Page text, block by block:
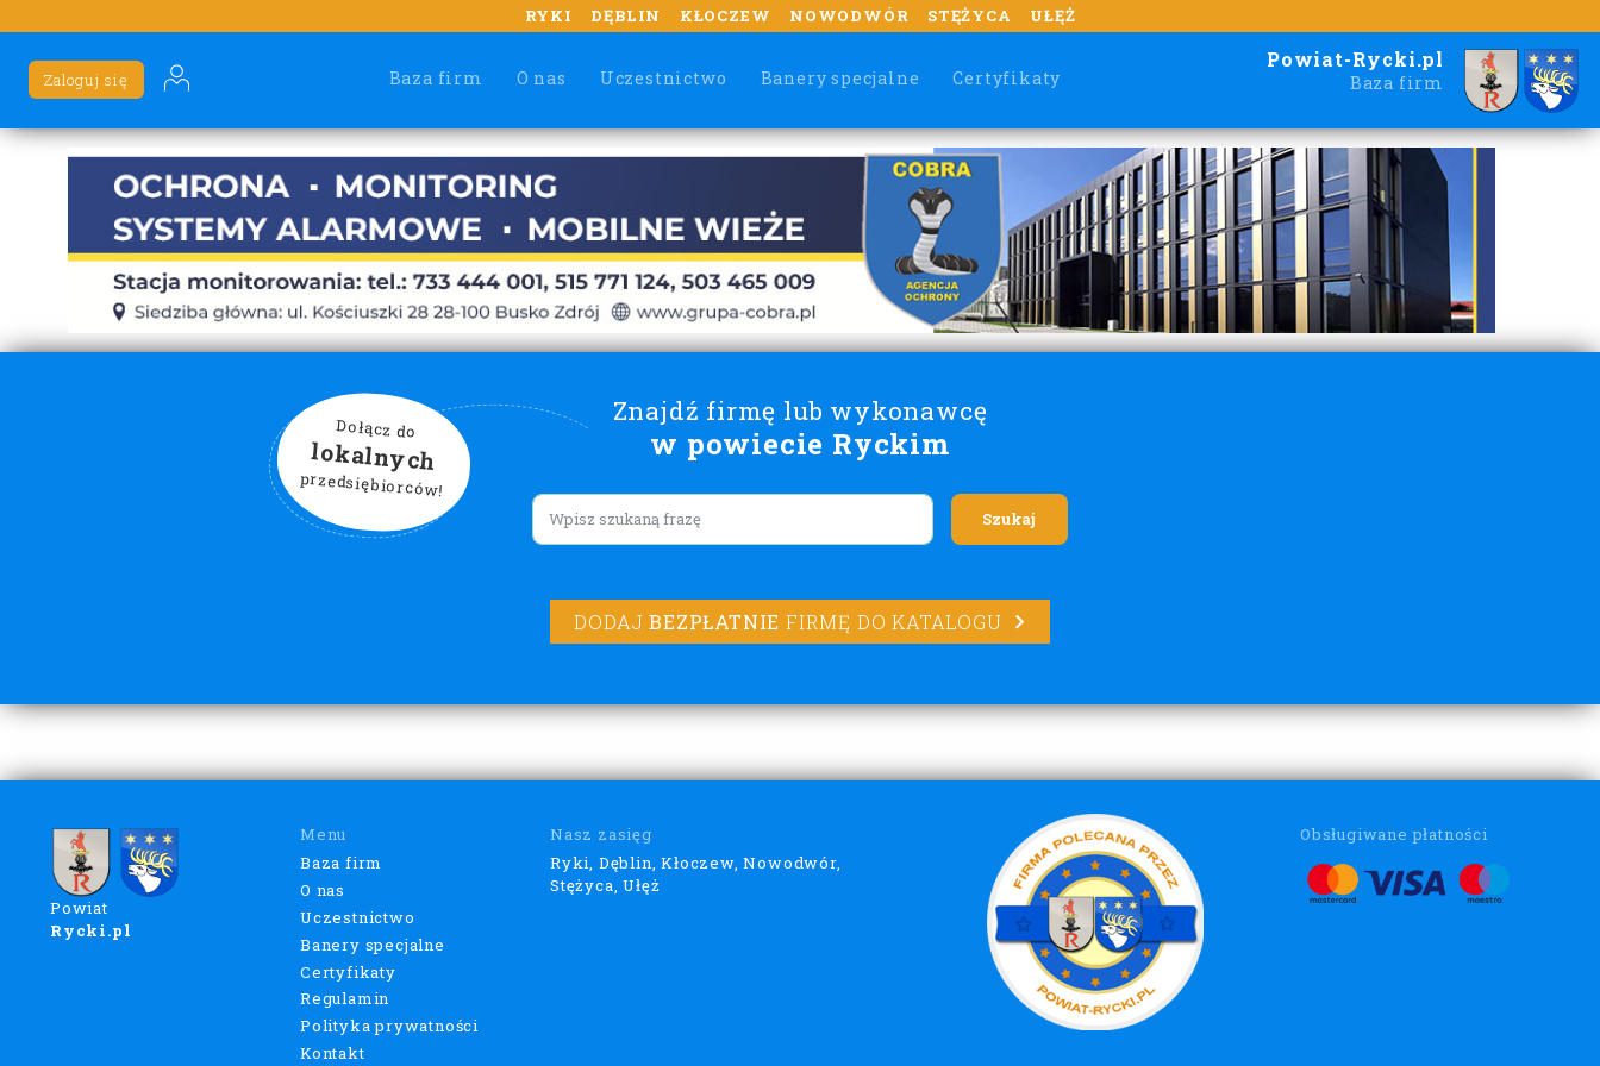
RYKI DĘBLIN KŁOCZEW NOWODWÓR STĘŻYCA UŁĘŻ
Baza firm O nas Uczestnictwo Banery specjalne Certyfikaty
Zaloguj się
Powiat-Rycki.pl
Baza firm
Znajdź firmę lub wykonawcę
w powiecie Ryckim
Dołącz do
lokalnych
przedsiębiorców!
Lorem ipsum
DODAJBEZPŁATNIE FIRMĘ DO KATALOGU
Powiat
Rycki.pl
Menu
Baza firm
O nas
Uczestnictwo
Banery specjalne
Certyfikaty
Regulamin
Polityka prywatności
Kontakt
Nasz zasięg
Ryki, Dęblin, Kłoczew, Nowodwór,
Stężyca, Ułęż
Obsługiwane płatności